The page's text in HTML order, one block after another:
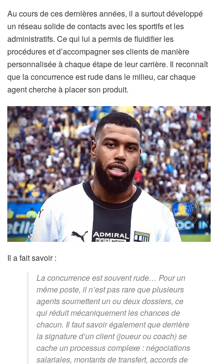
Au cours de ces dernières années, il a surtout développé
un réseau solide de contacts avec les sportifs et les
administratifs. Ce qui lui a permis de fluidifier les
procédures et d’accompagner ses clients de manière
personnalisée à chaque étape de leur carrière. Il reconnaît
que la concurrence est rude dans le milieu, car chaque
agent cherche à placer son produit.
Il a fait savoir :
La concurrence est souvent rude… Pour un
même poste, il n’est pas rare que plusieurs
agents soumettent un ou deux dossiers, ce
qui réduit mécaniquement les chances de
chacun. Il faut savoir également que derrière
la signature d’un client (joueur ou coach) se
cache un processus complexe : négociations
salariales, montants de transfert, accords de